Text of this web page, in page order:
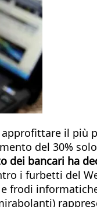
il più
del 30%
dei bancari ha
i furbetti del
frodi